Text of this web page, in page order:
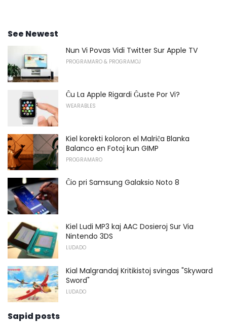
See Newest
Nun Vi Povas Vidi Twitter Sur Apple TV
PROGRAMARO & PROGRAMOJ
Ĉu La Apple Rigardi Ĝuste Por Vi?
WEARABLES
Kiel korekti koloron el Malriĉa Blanka
Balanco en Fotoj kun GIMP
PROGRAMARO
Ĉio pri Samsung Galaksio Noto 8
Kiel Ludi MP3 kaj AAC Dosieroj Sur Via
Nintendo 3DS
LUDADO
Kial Malgrandaj Kritikistoj svingas "Skyward
Sword"
LUDADO
Sapid posts